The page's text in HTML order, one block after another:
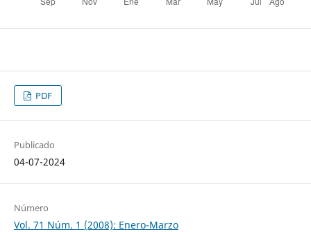
PDF
Publicado
04-07-2024
Número
Vol. 71 Núm. 1 (2008): Enero-Marzo